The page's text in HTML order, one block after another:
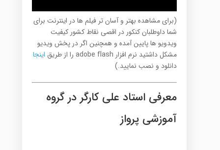
(برای مشاهده بهتر و آسان تر فیلم ها در اینترنت برای
شما داوطلبان کنکور در اقصی نقاط کشور کیفیت
ویدویو ها پایین آمده و همچنین اگر در پخش ویدیو
مشکل داشتید نرم افزار adobe flash را از طریق
اینجا
دانلود و نصب نمایید.)
معرفی استاد علی کارگر در گروه
آموزشی پرواز